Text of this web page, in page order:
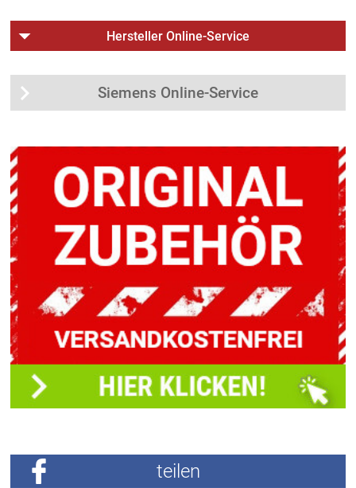
Hersteller Online-Service
Siemens Online-Service
teilen